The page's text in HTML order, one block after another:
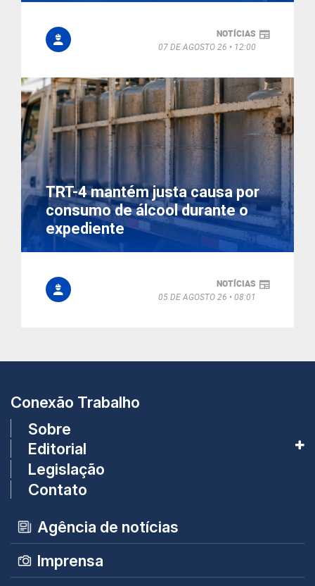
NOTÍCIAS
07 DE AGOSTO 26
12:00
TRT-4 mantém justa causa por
consumo de álcool durante o
expediente
NOTÍCIAS
05 DE AGOSTO 26
08:01
Conexão Trabalho
Sobre
Editorial
Legislação
Contato
Agência de notícias
Imprensa